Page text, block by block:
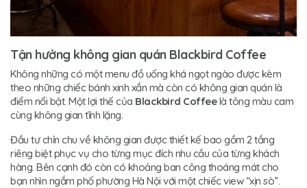
Tận hưởng không gian quán Blackbird Coffee
Không những có một menu đồ uống khá ngọt ngào được kèm
theo những chiếc bánh xinh xắn mà còn có không gian quán là
điểm nổi bật. Một lợi thế của Blackbird Coffeelà tông màu cam
cùng không gian tĩnh lặng.
Đầu tư chỉn chu về không gian được thiết kế bao gồm 2 tầng
riêng biệt phục vụ cho từng mục đích nhu cầu của từng khách
hàng. Bên cạnh đó còn có khoảng ban công thoáng mát cho
bạn nhìn ngắm phố phường Hà Nội với một chiếc view “xịn sò”.